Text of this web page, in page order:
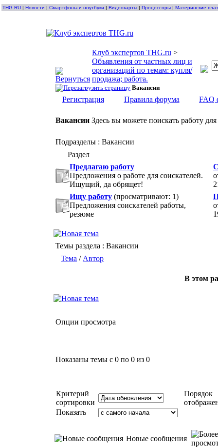
THG.RU | Новости | Смартфоны и ноутбуки | Видеокарты | Процессоры | Материнские
Клуб экспертов THG.ru >
Объявления от частных лиц и
организаций по темам: купля/
продажа; работа.
Вакансии
Регистрация Правила форума FAQ
Вакансии Здесь вы можете поискать работу
Подразделы : Вакансии
Раздел
Предлагаю работу
Предложения о работе для соискателей.
Ищущий, да обрящет!
Ищу работу (просматривают: 1)
Предложения соискателей работы,
резюме
Темы раздела : Вакансии
Тема / Автор
В этом
Опции просмотра
Показаны темы с 0 по 0 из 0
Критерий
сортировки
Порядок
Показать
Новые сообщения